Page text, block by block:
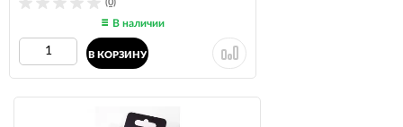
В наличии
В КОРЗИНУ